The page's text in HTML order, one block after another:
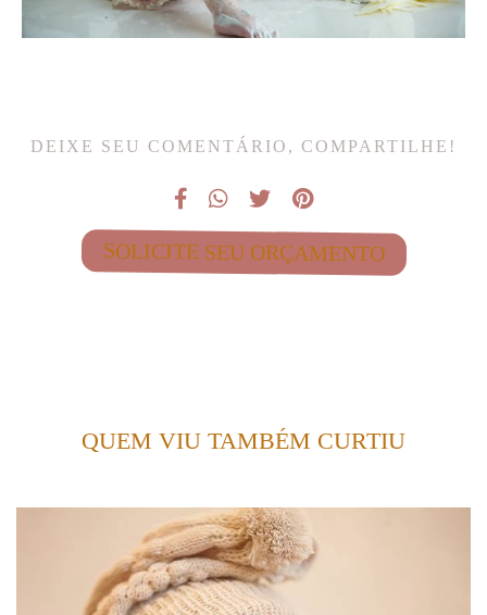
DEIXE SEU COMENTÁRIO, COMPARTILHE!
SOLICITE SEU ORÇAMENTO
QUEM VIU TAMBÉM CURTIU